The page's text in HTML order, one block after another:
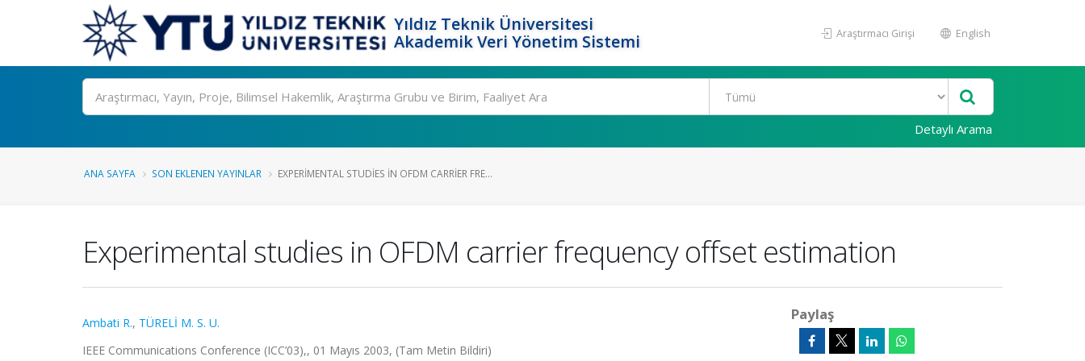
Yıldız Teknik Üniversitesi
Akademik Veri Yönetim Sistemi
Araştırmacı Girişi English
Ara
Detaylı Arama
ANA SAYFA SON EKLENEN YAYINLAR EXPERIMENTAL STUDIES IN OFDM CARRIER FRE...
Experimental studies in OFDM carrier frequency offset estimation
Ambati R., TÜRELİ M. S. U.
IEEE Communications Conference (ICC’03),, 01 Mayıs 2003, (Tam Metin Bildiri)
Paylaş